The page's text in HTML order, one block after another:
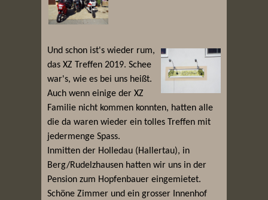
Und schon ist's wieder rum,
das XZ Treffen 2019. Schee
war's, wie es bei uns heißt.
Auch wenn einige der XZ
Familie nicht kommen konnten, hatten alle
die da waren wieder ein tolles Treffen mit
jedermenge Spass.
Inmitten der Holledau (Hallertau), in
Berg/Rudelzhausen hatten wir uns in der
Pension zum Hopfenbauer eingemietet.
Schöne Zimmer und ein grosser Innenhof